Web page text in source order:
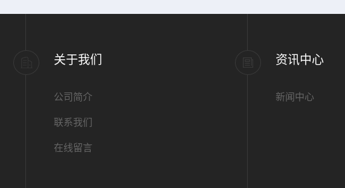
关于我们
公司简介
联系我们
在线留言
资讯中心
新闻中心